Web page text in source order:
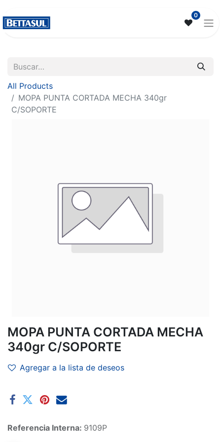
0
All Products
MOPA PUNTA CORTADA MECHA 340gr
C/SOPORTE
MOPA PUNTA CORTADA MECHA
340gr C/SOPORTE
Agregar a la lista de deseos
Referencia Interna: 9109P